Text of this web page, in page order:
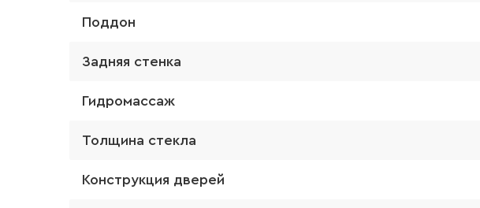
Поддон
Задняя стенка
Гидромассаж
Толщина стекла
Конструкция дверей